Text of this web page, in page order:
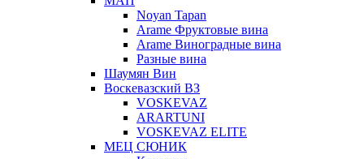
Noyan Tapan
Arame Фруктовые вина
Arame Виноградные вина
Разные вина
Шаумян Вин
Воскевазский ВЗ
VOSKEVAZ
ARARTUNI
VOSKEVAZ ELITE
МЕЦ СЮНИК